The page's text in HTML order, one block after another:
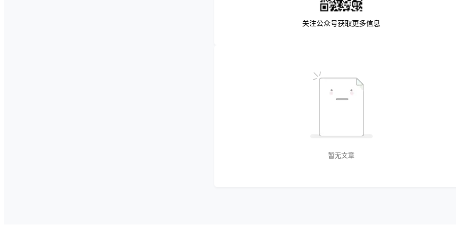
关注公众号获取更多信息
暂无文章